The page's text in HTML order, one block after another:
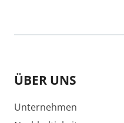
ÜBER UNS
Unternehmen